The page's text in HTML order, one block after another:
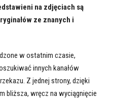
na zdjęciach są
ze znanych i
w ostatnim czasie,
innych kanałów
Z jednej strony, dzięki
bliższa, wręcz na wyciągnięcie